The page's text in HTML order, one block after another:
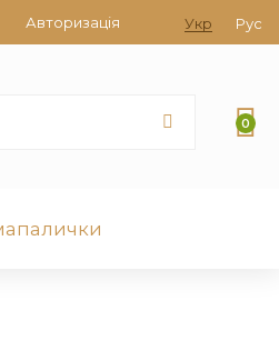
Авторизація Укр Рус
0